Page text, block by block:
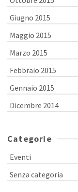
Giugno 2015
Maggio 2015
Marzo 2015
Febbraio 2015
Gennaio 2015
Dicembre 2014
Categorie
Eventi
Senza categoria